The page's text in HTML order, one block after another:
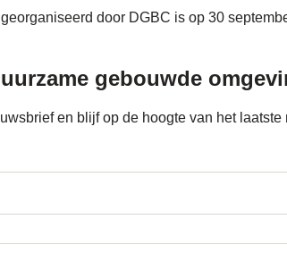
door DGBC is op 30
gebouwde
en blijf op de hoogte van het